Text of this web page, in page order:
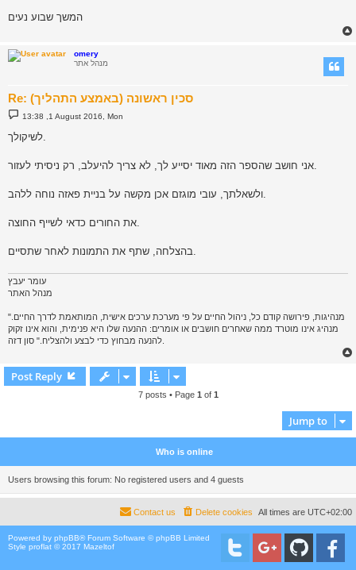
המשך שבוע נעים
omery
מנהל אתר
Re: סכין ראשונה (באמצע התהליך)
P
t
13:38 ,1 August 2016, Mon
לשיקולך.
אני חושב שהספר הזה מאוד יסייע לך, לא צריך להיעלב, רק ניסיתי לעזור.
ולשאלתך, עובי מוגזם אכן מקשה על בניית פאזה נוחה ללהב.
את החורים כדאי לשייף החוצה.
בהצלחה, שתף את התמונות לאחר שתסיים.
עומר יעבץ
מנהל האתר
"מנהיגות, פירושה קודם כל, ניהול החיים על פי מערכת ערכים אישית, המותאמת לדרך החיים.
מנהיג אינו מוטרד ממה שאחרים חושבים או אומרים: ההנעה שלו היא פנימית, והוא אינו זקוק
Post Reply
7 posts • Page 1 of 1
Jump to
Who is online
Users browsing this forum: No registered users and 4 guests
All times are UTC+02:00
Delete cookies
Contact us
Powered by phpBB® Forum Software © phpBB Limited
Style proflat © 2017 Mazeltof